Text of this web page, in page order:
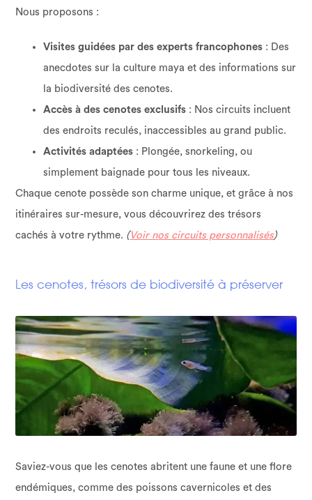
Nous proposons :
Visites guidées par des experts francophones : Des
anecdotes sur la culture maya et des informations sur
la biodiversité des cenotes.
Accès à des cenotes exclusifs : Nos circuits incluent
des endroits reculés, inaccessibles au grand public.
Activités adaptées : Plongée, snorkeling, ou
simplement baignade pour tous les niveaux.
Chaque cenote possède son charme unique, et grâce à nos
itinéraires sur-mesure, vous découvrirez des trésors
cachés à votre rythme. (Voir nos circuits personnalisés)
Les cenotes, trésors de biodiversité à préserver
Saviez-vous que les cenotes abritent une faune et une flore
endémiques, comme des poissons cavernicoles et des